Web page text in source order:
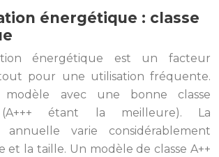
énergétique : classe
énergétique est un facteur
pour une utilisation fréquente.
modèle avec une bonne classe
(A+++ étant la meilleure). La
annuelle varie considérablement
et la taille. Un modèle de classe A++